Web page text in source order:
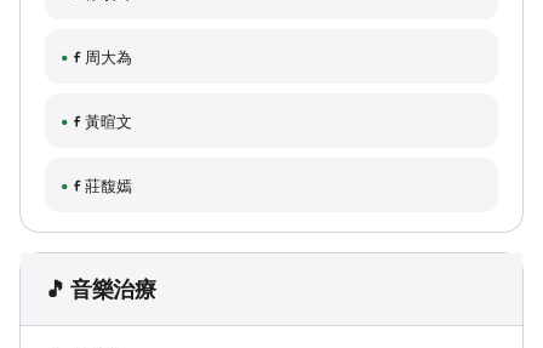
周大為
黃暄文
莊馥嫣
🎵 音樂治療